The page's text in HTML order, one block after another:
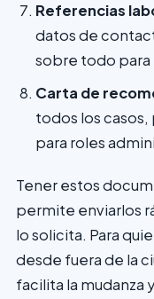
Referencias
datos de
sobre todo para
Carta de
todos los
para roles
Tener estos
permite enviarlos
lo solicita. Para
desde fuera de la
facilita la mudanza